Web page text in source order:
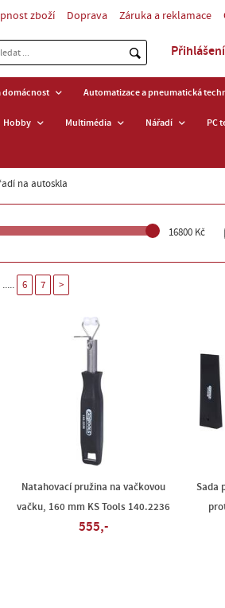
zboží Doprava Záruka a reklamace
domácnost Automatizace a pneumatická
Hobby Multimédia Nářadí PC
na autoskla
16800 Kč
..... 6 7 >
Natahovací pružina na vačkovou
vačku, 160 mm KS Tools 140.2236
555,-
Sada